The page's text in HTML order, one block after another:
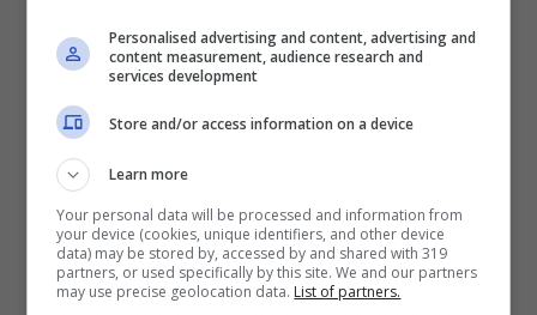
come allenatore con il “suo” Portimonense,
ma questa è rimasta la sua ultima
esperienza in panchina.È stata la figlia
Matilda a comunicare la triste notizia della
Personalised advertising and content, advertising and
content measurement, audience research and
services development
Store and/or access information on a device
Learn more
Your personal data will be processed and information from
your device (cookies, unique identifiers, and other device
data) may be stored by, accessed by and shared with 319
partners, or used specifically by this site. We and our partners
may use precise geolocation data. List of partners.